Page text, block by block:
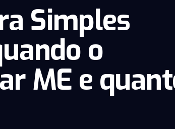
Simples
o
ME e